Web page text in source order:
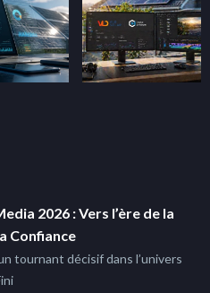
2026 : Vers l’ère de la
Confiance
tournant décisif dans l’univers